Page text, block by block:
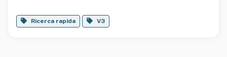
Ricerca rapida V3